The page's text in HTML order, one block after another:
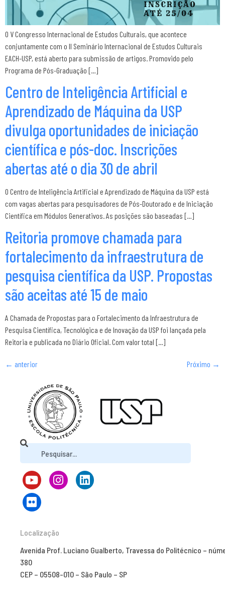
O V Congresso Internacional de Estudos Culturais, que acontece
conjuntamente com o II Seminário Internacional de Estudos Culturais
EACH-USP, está aberto para submissão de artigos. Promovido pelo
Programa de Pós-Graduação […]
Centro de Inteligência Artificial e
Aprendizado de Máquina da USP
divulga oportunidades de iniciação
científica e pós-doc. Inscrições
abertas até o dia 30 de abril
O Centro de Inteligência Artificial e Aprendizado de Máquina da USP está
com vagas abertas para pesquisadores de Pós-Doutorado e de Iniciação
Científica em Módulos Generativos. As posições são baseadas […]
Reitoria promove chamada para
fortalecimento da infraestrutura de
pesquisa científica da USP. Propostas
são aceitas até 15 de maio
A Chamada de Propostas para o Fortalecimento da Infraestrutura de
Pesquisa Científica, Tecnológica e de Inovação da USP foi lançada pela
Reitoria e publicada no Diário Oficial. Com valor total […]
← anterior Próximo →
Localização
Avenida Prof. Luciano Gualberto, Travessa do Politécnico –
380
CEP – 05508-010 – São Paulo – SP